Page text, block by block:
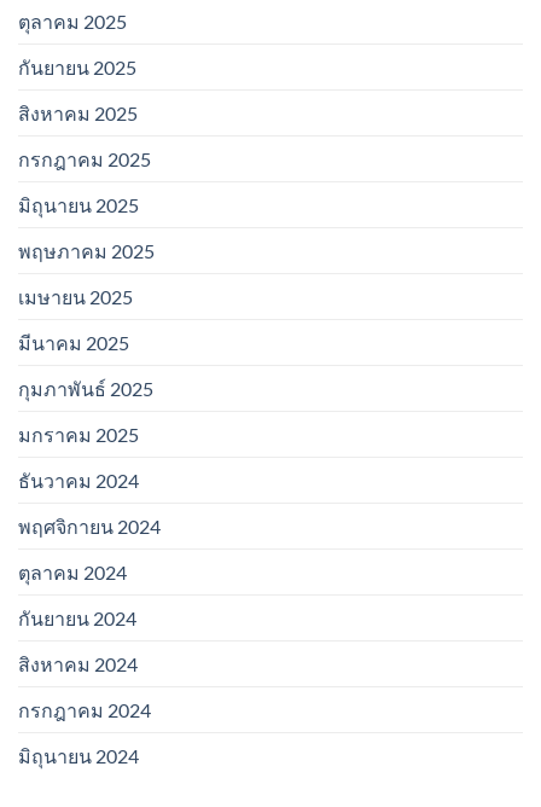
ตุลาคม 2025
กันยายน 2025
สิงหาคม 2025
กรกฎาคม 2025
มิถุนายน 2025
พฤษภาคม 2025
เมษายน 2025
มีนาคม 2025
กุมภาพันธ์ 2025
มกราคม 2025
ธันวาคม 2024
พฤศจิกายน 2024
ตุลาคม 2024
กันยายน 2024
สิงหาคม 2024
กรกฎาคม 2024
มิถุนายน 2024